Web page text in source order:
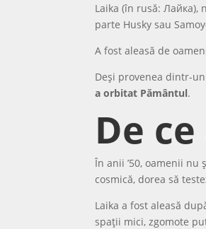
Laika (în rusă:
parte Husky sau
A fost aleasă de
Deși provenea dintr-
a orbitat Pământul.
De
În anii ’50, oamenii
cosmică, dorea să
Laika a fost aleasă
spații mici, zgomote